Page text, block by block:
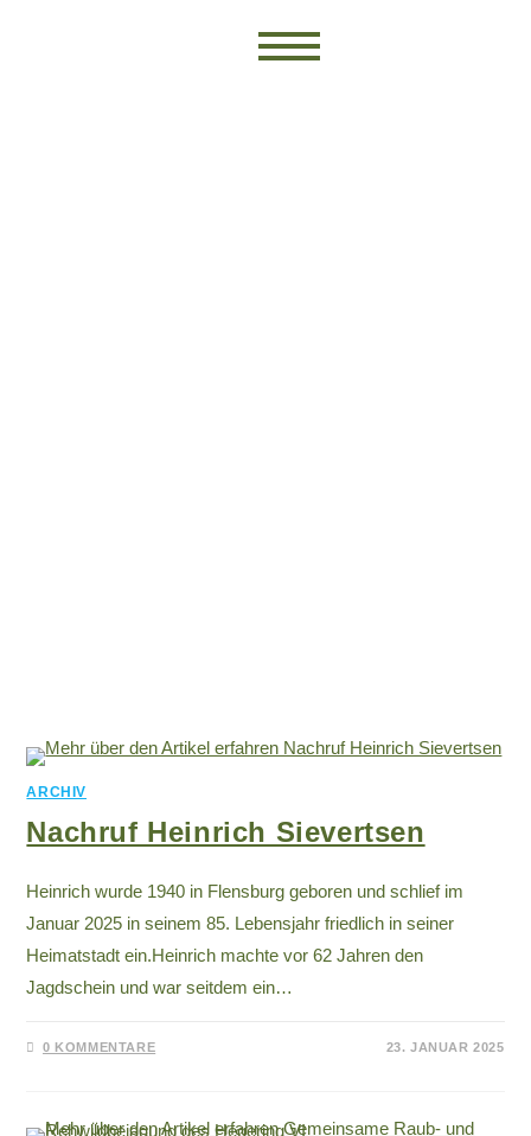
ARCHIV
Nachruf Heinrich Sievertsen
Heinrich wurde 1940 in Flensburg geboren und schlief im
Januar 2025 in seinem 85. Lebensjahr friedlich in seiner
Heimatstadt ein.Heinrich machte vor 62 Jahren den
Jagdschein und war seitdem ein…
0 KOMMENTARE 23. JANUAR 2025